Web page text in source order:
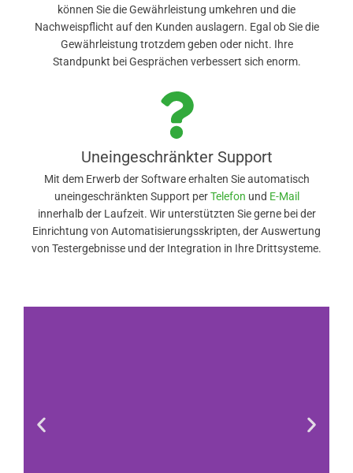
können Sie die Gewährleistung umkehren und die
Nachweispflicht auf den Kunden auslagern. Egal ob Sie die
Gewährleistung trotzdem geben oder nicht. Ihre
Standpunkt bei Gesprächen verbessert sich enorm.
Uneingeschränkter Support
Mit dem Erwerb der Software erhalten Sie automatisch
uneingeschränkten Support perTelefon und E-Mail
innerhalb der Laufzeit. Wir unterstützten Sie gerne bei der
Einrichtung von Automatisierungsskripten, der Auswertung
von Testergebnisse und der Integration in Ihre Drittsysteme.